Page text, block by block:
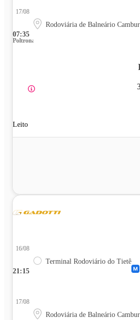
07:35
17/08
Rodoviária de Balneário
Poltrona
Leito
21:15
16/08
Terminal Rodoviário do Tietê
17/08
Rodoviária de Balneário